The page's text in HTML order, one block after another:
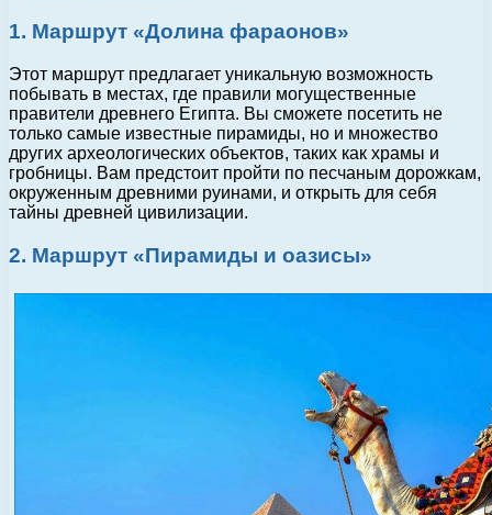
1. Маршрут «Долина фараонов»
Этот маршрут предлагает уникальную возможность
побывать в местах, где правили могущественные
правители древнего Египта. Вы сможете посетить не
только самые известные пирамиды, но и множество
других археологических объектов, таких как храмы и
гробницы. Вам предстоит пройти по песчаным дорожкам,
окруженным древними руинами, и открыть для себя
тайны древней цивилизации.
2. Маршрут «Пирамиды и оазисы»